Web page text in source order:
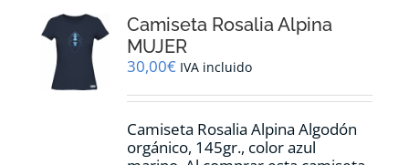
se
elegir
la
de
producto
Camiseta Rosalia Alpina
MUJER
30,00€ IVA incluido
Camiseta Rosalia Alpina Algodón
orgánico, 145gr., color azul